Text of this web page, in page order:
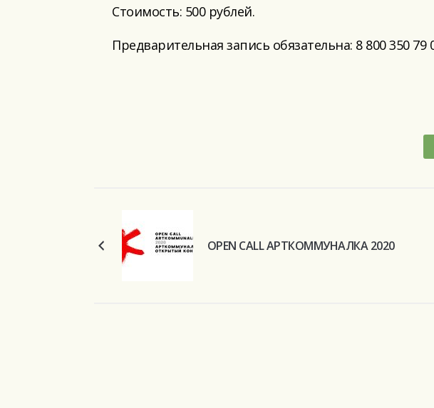
Стоимость: 500 рублей.
Предварительная запись обязательна: 8 800 350 79
OPEN CALL АРТКОММУНАЛКА 2020